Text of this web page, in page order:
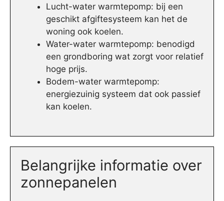
Lucht-water warmtepomp: bij een
geschikt afgiftesysteem kan het de
woning ook koelen.
Water-water warmtepomp: benodigd
een grondboring wat zorgt voor relatief
hoge prijs.
Bodem-water warmtepomp:
energiezuinig systeem dat ook passief
kan koelen.
Belangrijke informatie over
zonnepanelen